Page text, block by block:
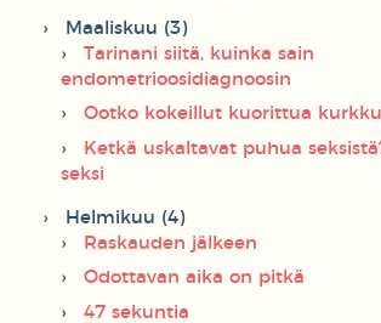
Maaliskuu (3)
Tarinani siitä, kuinka sain
endometrioosidiagnoosin
Ootko kokeillut kuorittua
Ketkä uskaltavat puhua
seksi
Helmikuu (4)
Raskauden jälkeen
Odottavan aika on pitkä
47 sekuntia